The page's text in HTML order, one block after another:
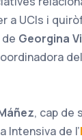
a UCIs i
Georgina
, cap de
Intensiva de l’